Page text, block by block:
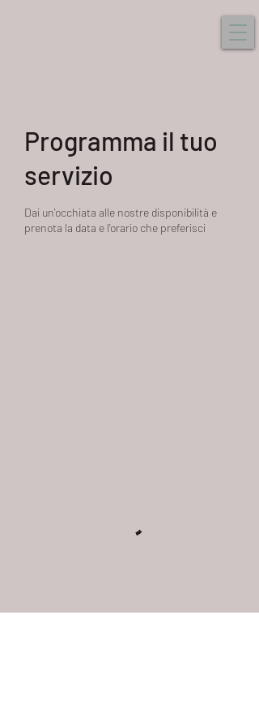
Programma il tuo
servizio
Dai un'occhiata alle nostre disponibilità e
prenota la data e l'orario che preferisci